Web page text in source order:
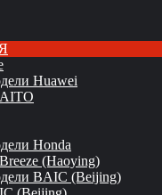
Huawei
Honda
(Haoying)
BAIC (Beijing)